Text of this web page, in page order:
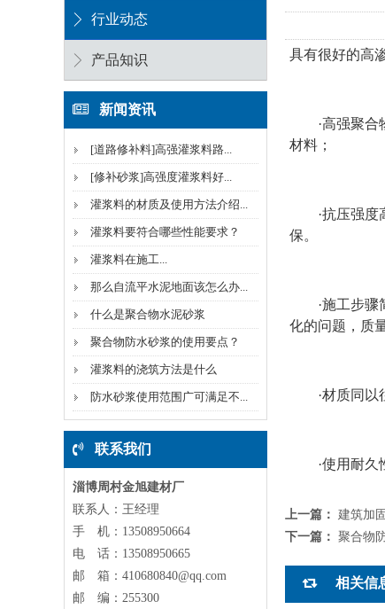
行业动态
产品知识
新闻资讯
[道路修补料]高强灌浆料路...
[修补砂浆]高强度灌浆料好...
灌浆料的材质及使用方法介绍...
灌浆料要符合哪些性能要求？
​灌浆料在施工...
那么自流平水泥地面该怎么办...
什么是聚合物水泥砂浆
聚合物防水砂浆的使用要点？
灌浆料的浇筑方法是什么
防水砂浆使用范围广可满足不...
联系我们
淄博周村金旭建材厂
联系人：王经理
手 机：13508950664
电 话：13508950665
邮 箱：410680840@qq.com
邮 编：255300
具有很好的高
·高强聚合物
材料；
·抗压强度高
保。
·施工步骤简
化的问题，质
·材质同以往
·使用耐久性
上一篇： 建筑加
下一篇： 聚合物
相关信